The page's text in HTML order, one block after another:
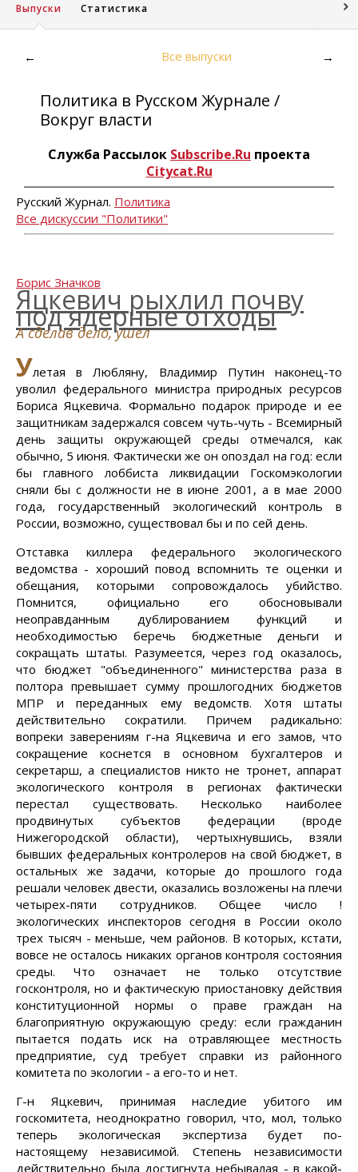
Выпуски Статистика
← Все выпуски →
Политика в Русском Журнале /
Вокруг власти
Служба Рассылок Subscribe.Ru проекта
Citycat.Ru
Русский Журнал. Политика
Все дискуссии "Политики"
Борис Значков
Яцкевич рыхлил почву
под ядерные отходы
А сделав дело, ушел
Улетая в Любляну, Владимир Путин наконец-то
уволил федерального министра природных ресурсов
Бориса Яцкевича. Формально подарок природе и ее
защитникам задержался совсем чуть-чуть - Всемирный
день защиты окружающей среды отмечался, как
обычно, 5 июня. Фактически же он опоздал на год: если
бы главного лоббиста ликвидации Госкомэкологии
сняли бы с должности не в июне 2001, а в мае 2000
года, государственный экологический контроль в
России, возможно, существовал бы и по сей день.
Отставка киллера федерального экологического
ведомства - хороший повод вспомнить те оценки и
обещания, которыми сопровождалось убийство.
Помнится, официально его обосновывали
неоправданным дублированием функций и
необходимостью беречь бюджетные деньги и
сокращать штаты. Разумеется, через год оказалось,
что бюджет "объединенного" министерства раза в
полтора превышает сумму прошлогодних бюджетов
МПР и переданных ему ведомств. Хотя штаты
действительно сократили. Причем радикально:
вопреки заверениям г-на Яцкевича и его замов, что
сокращение коснется в основном бухгалтеров и
секретарш, а специалистов никто не тронет, аппарат
экологического контроля в регионах фактически
перестал существовать. Несколько наиболее
продвинутых субъектов федерации (вроде
Нижегородской области), чертыхнувшись, взяли
бывших федеральных контролеров на свой бюджет, в
остальных же задачи, которые до прошлого года
решали человек двести, оказались возложены на плечи
четырех-пяти сотрудников. Общее число !
экологических инспекторов сегодня в России около
трех тысяч - меньше, чем районов. В которых, кстати,
вовсе не осталось никаких органов контроля состояния
среды. Что означает не только отсутствие
госконтроля, но и фактическую приостановку действия
конституционной нормы о праве граждан на
благоприятную окружающую среду: если гражданин
пытается подать иск на отравляющее местность
предприятие, суд требует справки из районного
комитета по экологии - а его-то и нет.
Г-н Яцкевич, принимая наследие убитого им
госкомитета, неоднократно говорил, что, мол, только
теперь экологическая экспертиза будет по-
настоящему независимой. Степень независимости
действительно была достигнута небывалая - в какой-